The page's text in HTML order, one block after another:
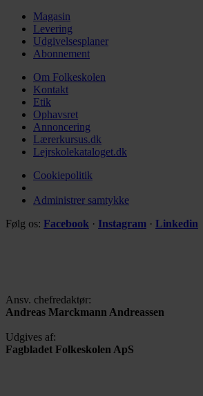
Magasin
Levering
Udgivelsesplaner
Abonnement
Om Folkeskolen
Kontakt
Etik
Ophavsret
Annoncering
Lærerkursus.dk
Lejrskolekataloget.dk
Cookiepolitik
Administrer samtykke
Følg os: Facebook · Instagram · Linkedin
Ansv. chefredaktør:
Andreas Marckmann Andreassen
Udgives af:
Fagbladet Folkeskolen ApS